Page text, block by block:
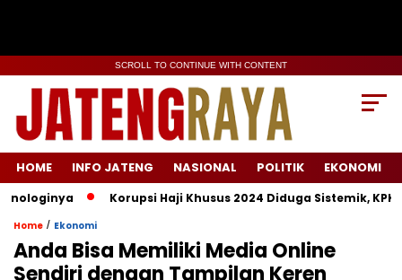
SCROLL TO CONTINUE WITH CONTENT
HOME INFO JATENG NASIONAL POLITIK EKONOMI
Korupsi Haji Khusus 2024 Diduga Sistemik, KPK
Home / Ekonomi
Anda Bisa Memiliki Media Online
Sendiri dengan Tampilan Keren